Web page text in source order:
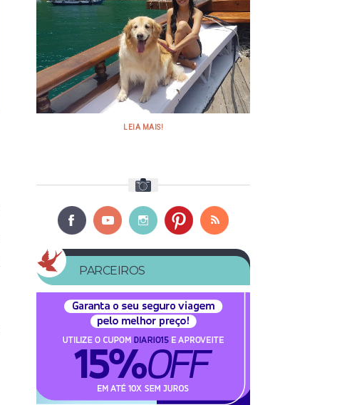
LEIA MAIS!
PARCEIROS